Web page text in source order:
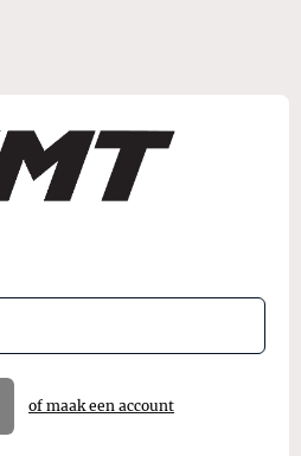
of maak een account